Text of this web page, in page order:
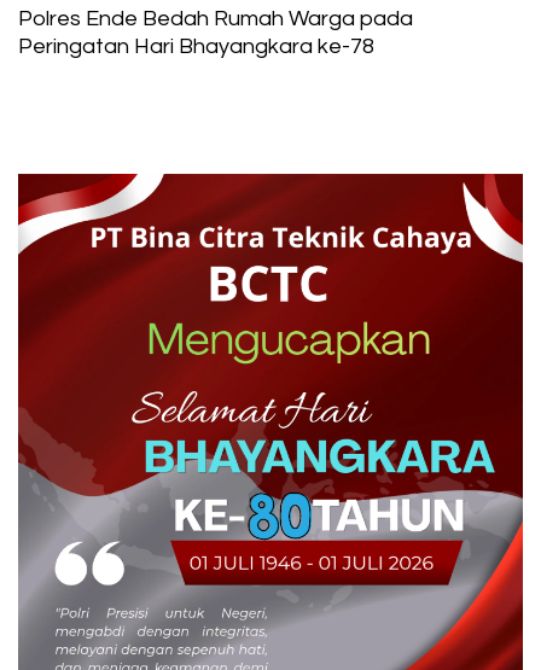
Polres Ende Bedah Rumah Warga pada
Peringatan Hari Bhayangkara ke-78